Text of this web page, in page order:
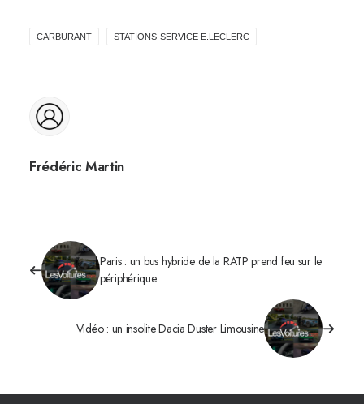
CARBURANT STATIONS-SERVICE E.LECLERC
Frédéric Martin
Paris : un bus hybride de la RATP prend feu sur le
périphérique
Vidéo : un insolite Dacia Duster Limousine